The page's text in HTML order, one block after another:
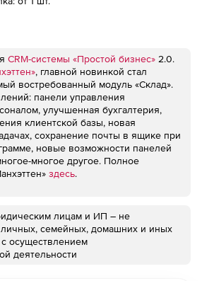
CRM-системы «Простой бизнес» 2.0.
, главной новинкой стал
востребованный модуль «Склад».
панели управления
улучшенная бухгалтерия,
клиентской базы, новая
сохранение почты в ящике при
новые возможности панелей
многое другое. Полное
здесь.
лицам и ИП – не
семейных, домашних и иных
осуществлением
деятельности